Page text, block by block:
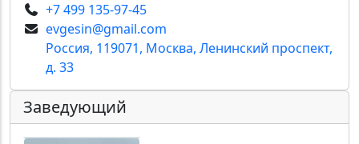
+7 499 135-97-45
evgesin@gmail.com
Россия, 119071, Москва, Ленинский проспект,
д. 33
Заведующий